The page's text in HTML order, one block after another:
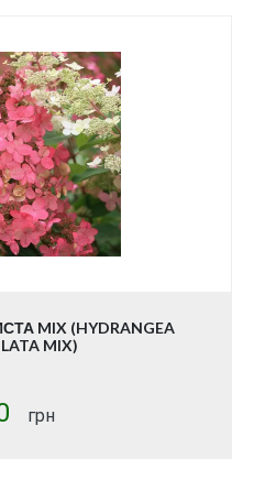
MIX (HYDRANGEA
MIX)
грн